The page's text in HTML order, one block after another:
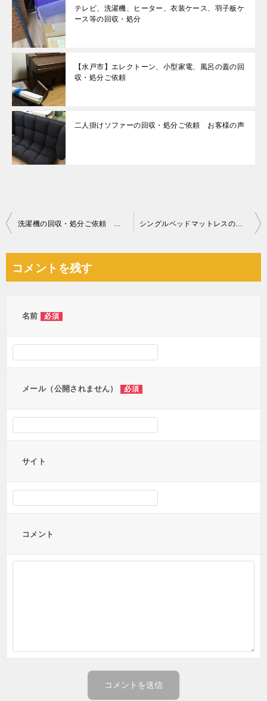
テレビ、洗濯機、ヒーター、衣装ケース、羽子板ケ
ース等の回収・処分
【水戸市】エレクトーン、小型家電、風呂の蓋の回
収・処分ご依頼
二人掛けソファーの回収・処分ご依頼 お客様の声
投
ビ
洗濯機の回収・処分ご依頼 お客様の声 シングルベッドマットレスの回収・処分ご依頼 お客様の声
コメントを残す
名前 必須
メール（公開されません） 必須
サイト
コメント